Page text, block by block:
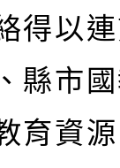
得以
縣市
育資